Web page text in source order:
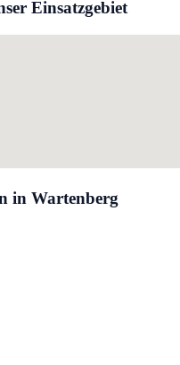
Einsatzgebiet
in Wartenberg